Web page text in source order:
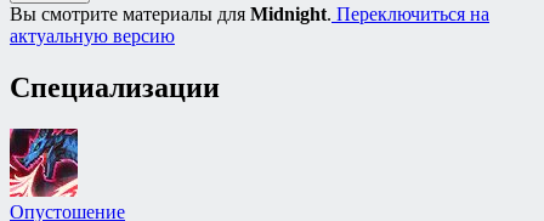
Вы смотрите материалы для Midnight. Переключиться на
актуальную версию
Специализации
Опустошение